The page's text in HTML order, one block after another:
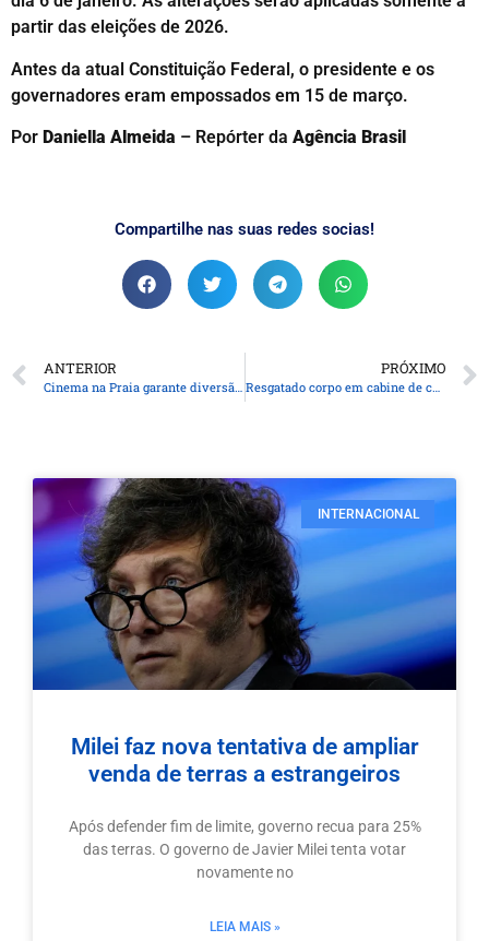
partir das eleições de 2026.
Antes da atual Constituição Federal, o presidente e os
governadores eram empossados em 15 de março.
Por Daniella Almeida – Repórter da Agência Brasil
Compartilhe nas suas redes socias!
ANTERIOR
Cinema na Praia garante diversão e educação ambiental a crianças no Verão Maior Paraná
PRÓXIMO
Resgatado corpo em cabine de caminhão submerso após queda de ponte
INTERNACIONAL
Milei faz nova tentativa de ampliar
venda de terras a estrangeiros
Após defender fim de limite, governo recua para 25%
das terras. O governo de Javier Milei tenta votar
novamente no
LEIA MAIS »